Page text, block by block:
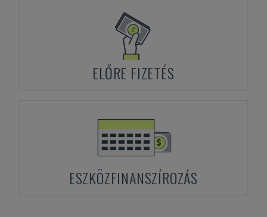
ELŐRE FIZETÉS
ESZKÖZFINANSZÍROZÁS